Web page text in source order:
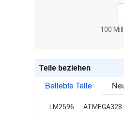
100
Teile beziehen
Beliebte Teile
LM2596 ATMEGA328